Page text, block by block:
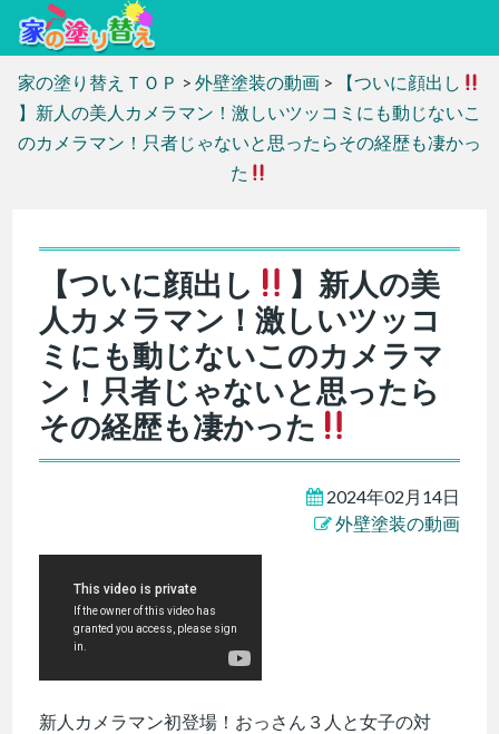
家の塗り替えＴＯＰ > 外壁塗装の動画>
【ついに顔出し
】新人の美人カメラマン！激しいツッコミにも動じないこ
のカメラマン！只者じゃないと思ったらその経歴も凄かっ
た
【ついに顔出し
】新人の美
人カメラマン！激しいツッコ
ミにも動じないこのカメラマ
ン！只者じゃないと思ったら
その経歴も凄かった
2024年02月14日
外壁塗装の動画
新人カメラマン初登場！おっさん３人と女子の対